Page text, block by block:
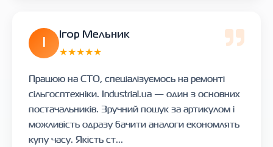
Ігор Мельник
★★★★★
Працюю на СТО, спеціалізуємось на ремонті
сільгосптехніки. Industrial.ua — один з основних
постачальників. Зручний пошук за артикулом і
можливість одразу бачити аналоги економлять
купу часу. Якість ст...